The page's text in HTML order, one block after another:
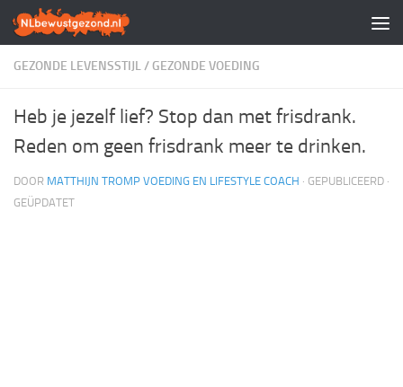
Doorgaan naar inhoud
GEZONDE LEVENSSTIJL/ GEZONDE VOEDING
Heb je jezelf lief? Stop dan met frisdrank.
Reden om geen frisdrank meer te drinken.
DOOR MATTHIJN TROMP VOEDING EN LIFESTYLE COACH · GEPUBLICEERD ·
GEÜPDATET